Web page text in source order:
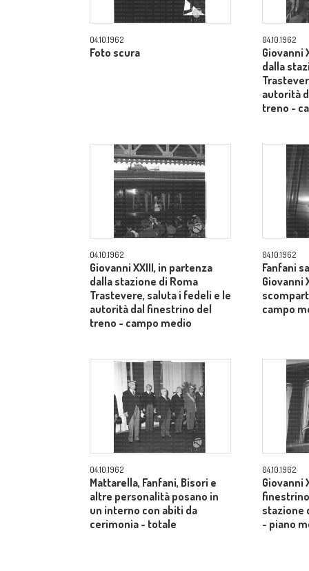
04.10.1962
Foto scura
04.10.1962
Giovanni
dalla
autorità
treno -
04.10.1962
Giovanni XXIII, in partenza
dalla stazione di Roma
Trastevere, saluta i fedeli e le
autorità dal finestrino del
treno - campo medio
04.10.1962
Fanfani
Giovanni
campo
04.10.1962
Mattarella, Fanfani, Bisori e
altre personalità posano in
un interno con abiti da
cerimonia - totale
04.10.1962
Giovanni
stazione
- piano